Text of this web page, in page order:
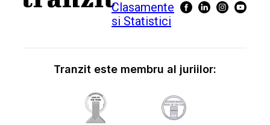
Tranzit este membru al juriilor: